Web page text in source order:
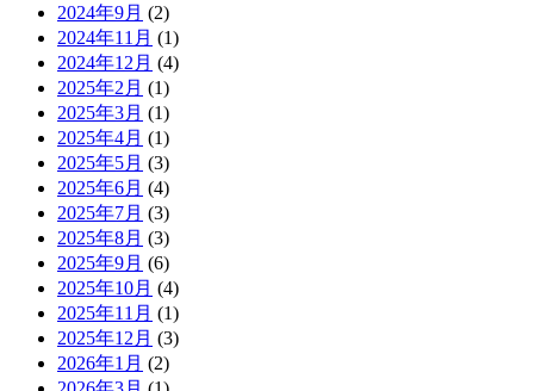
2024年9月 (2)
2024年11月 (1)
2024年12月 (4)
2025年2月 (1)
2025年3月 (1)
2025年4月 (1)
2025年5月 (3)
2025年6月 (4)
2025年7月 (3)
2025年8月 (3)
2025年9月 (6)
2025年10月 (4)
2025年11月 (1)
2025年12月 (3)
2026年1月 (2)